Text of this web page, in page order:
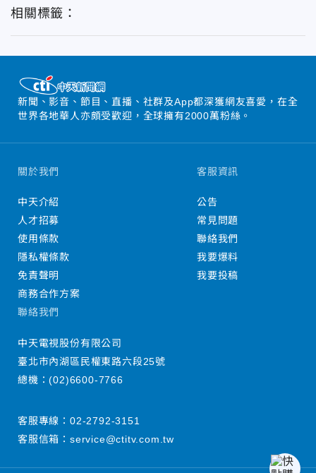
相關標籤：
新聞、影音、節目、直播、社群及App都深獲網友喜愛，在全
世界各地華人亦頗受歡迎，全球擁有2000萬粉絲。
關於我們
中天介紹
人才招募
使用條款
隱私權條款
免責聲明
商務合作方案
客服資訊
公告
常見問題
聯絡我們
我要爆料
我要投稿
聯絡我們
中天電視股份有限公司
臺北市內湖區民權東路六段25號
總機：(02)6600-7766
客服專線： 02-2792-3151
客服信箱： service@ctitv.com.tw